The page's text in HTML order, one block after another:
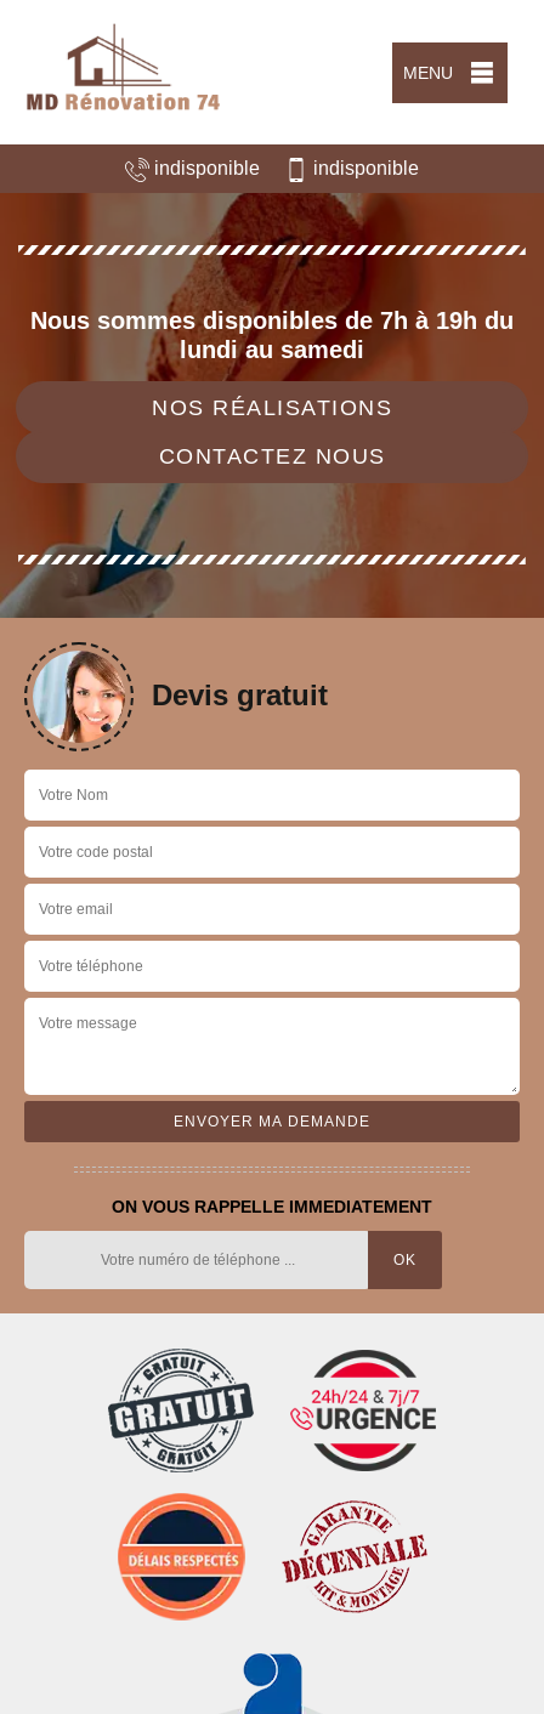
MENU
indisponible indisponible
Nous sommes disponibles de 7h à 19h du
lundi au samedi
NOS RÉALISATIONS
CONTACTEZ NOUS
Devis gratuit
ON VOUS RAPPELLE IMMEDIATEMENT